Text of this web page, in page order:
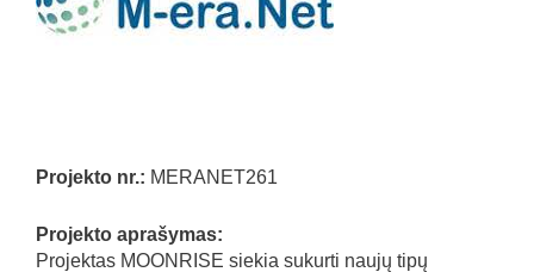
Projekto nr.: MERANET261
Projekto aprašymas:
Projektas MOONRISE siekia sukurti naujų tipų